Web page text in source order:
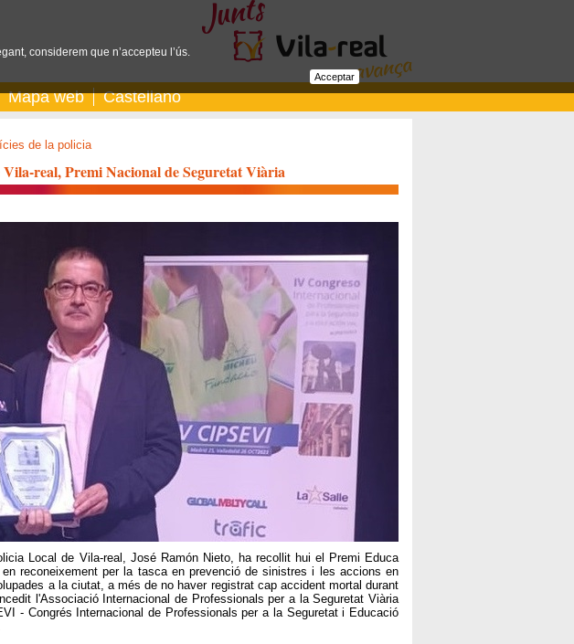
Mapa web Castellano
de la policia
real, Premi Nacional de Seguretat Viària
Local de Vila-real, José Ramón Nieto, ha recollit hui el Premi Educa
reconeixement per la tasca en prevenció de sinistres i les accions en
a la ciutat, a més de no haver registrat cap accident mortal durant
l'Associació Internacional de Professionals per a la Seguretat Viària
- Congrés Internacional de Professionals per a la Seguretat i Educació
considerem que n’accepteu l’ús.
Acceptar